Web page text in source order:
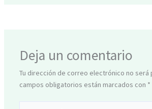
Deja un comentario
Tu dirección de correo electrónico no será
campos obligatorios están marcados con *